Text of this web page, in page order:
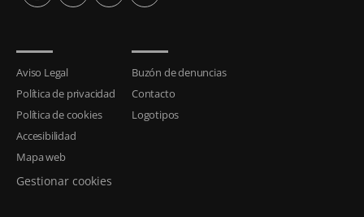
Aviso Legal
Política de privacidad
Política de cookies
Accesibilidad
Mapa web
Gestionar cookies
Buzón de denuncias
Contacto
Logotipos